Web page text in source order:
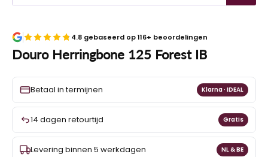
4.8 gebaseerd op 116+ beoordelingen
Douro Herringbone 125 Forest IB
Betaal in termijnen Klarna · iDEAL
14 dagen retourtijd Gratis
Levering binnen 5 werkdagen NL & BE